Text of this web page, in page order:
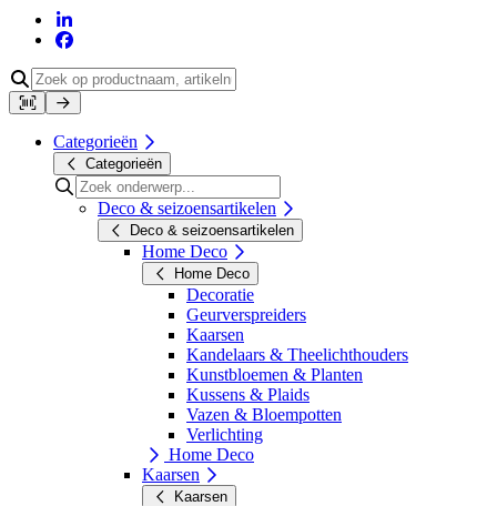
Categorieën
Categorieën
Deco & seizoensartikelen
Deco & seizoensartikelen
Home Deco
Home Deco
Decoratie
Geurverspreiders
Kaarsen
Kandelaars & Theelichthouders
Kunstbloemen & Planten
Kussens & Plaids
Vazen & Bloempotten
Verlichting
Home Deco
Kaarsen
Kaarsen